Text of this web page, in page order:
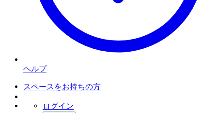
ヘルプ
スペースをお持ちの方
ログイン